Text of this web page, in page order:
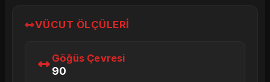
VÜCUT ÖLÇÜLERI
Göğüs Çevresi
90